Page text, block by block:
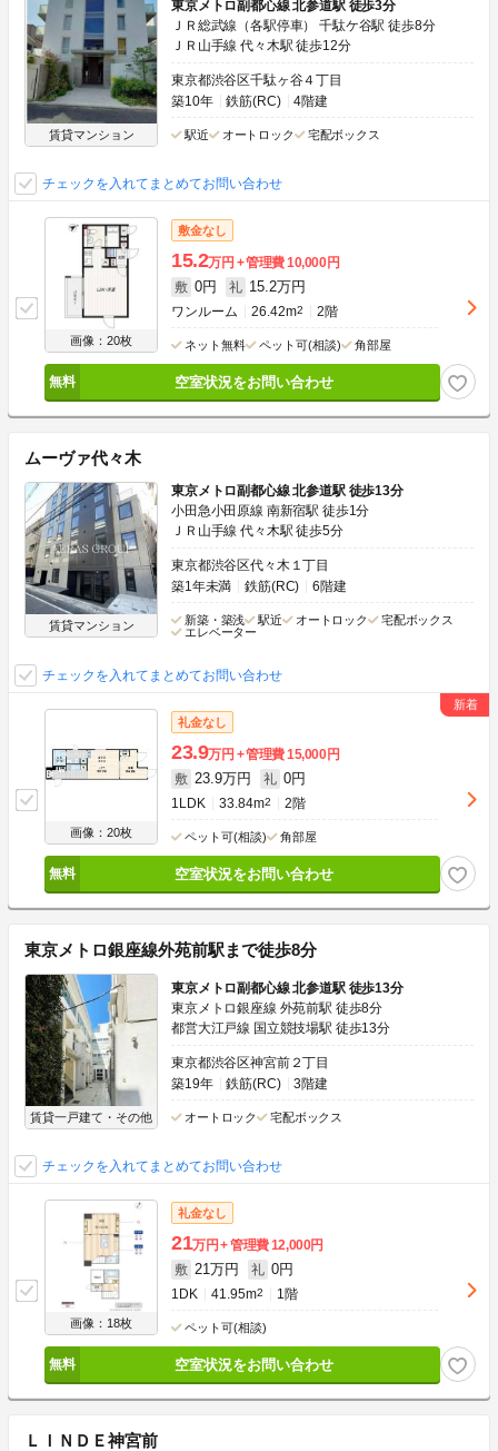
賃貸マンション
東京メトロ副都心線 北参道駅 徒歩3分
ＪＲ総武線（各駅停車） 千駄ケ谷駅 徒歩8分
ＪＲ山手線 代々木駅 徒歩12分
東京都渋谷区千駄ヶ谷４丁目
築10年
鉄筋(RC) 4階建
駅近 オートロック 宅配ボックス
チェックを入れてまとめてお問い合わせ
画像：20枚
敷金なし
15.2万円 管理費10,000円
敷 0円 礼 15.2万円
ワンルーム 26.42m2 2階
ネット無料 ペット可(相談) 角部屋
空室状況をお問い合わせ
ムーヴァ代々木
賃貸マンション
東京メトロ副都心線 北参道駅 徒歩13分
小田急小田原線 南新宿駅 徒歩1分
ＪＲ山手線 代々木駅 徒歩5分
東京都渋谷区代々木１丁目
築1年未満
鉄筋(RC) 6階建
新築・築浅 駅近 オートロック
宅配ボックス
エレベーター
チェックを入れてまとめてお問い合わせ
画像：20枚
礼金なし
23.9万円 管理費15,000円
敷 23.9万円 礼 0円
1LDK 33.84m2 2階
ペット可(相談) 角部屋
空室状況をお問い合わせ
東京メトロ銀座線外苑前駅まで徒歩8分
賃貸一戸建て・その他
東京メトロ副都心線 北参道駅 徒歩13分
東京メトロ銀座線 外苑前駅 徒歩8分
都営大江戸線 国立競技場駅 徒歩13分
東京都渋谷区神宮前２丁目
築19年
鉄筋(RC) 3階建
オートロック 宅配ボックス
チェックを入れてまとめてお問い合わせ
画像：18枚
礼金なし
21万円 管理費12,000円
敷 21万円 礼 0円
1DK 41.95m2 1階
ペット可(相談)
空室状況をお問い合わせ
ＬＩＮＤＥ神宮前